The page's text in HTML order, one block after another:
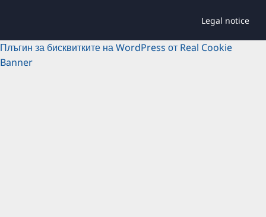
Legal notice
Плъгин за бисквитките на WordPress от Real Cookie
Banner